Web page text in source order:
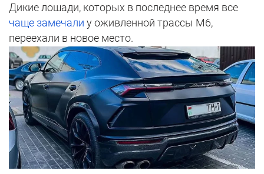
Дикие лошади, которых в последнее время все
чаще замечали у оживленной трассы М6,
переехали в новое место.